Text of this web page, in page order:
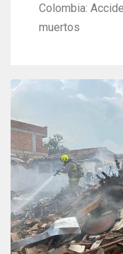
Colombia:
muertos